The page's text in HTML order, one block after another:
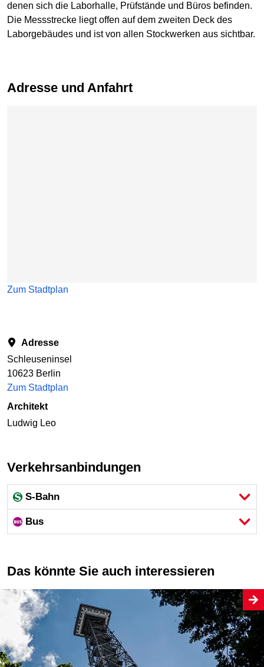
denen sich die Laborhalle, Prüfstände und Büros befinden.
Die Messstrecke liegt offen auf dem zweiten Deck des
Laborgebäudes und ist von allen Stockwerken aus sichtbar.
Adresse und Anfahrt
Zum Stadtplan
Adresse
Schleuseninsel
10623 Berlin
Zum Stadtplan
Architekt
Ludwig Leo
Verkehrsanbindungen
S-Bahn
Bus
Das könnte Sie auch interessieren